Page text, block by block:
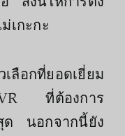
เกะกะ
เลือกที่ยอดเยี่ยม
ที่ต้องการ
ด นอกจากนี้ยัง